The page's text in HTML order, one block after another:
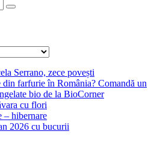
Serrano, zece povești
farfurie în România? Comandă un
bio de la BioCorner
cu flori
– hibernare
2026 cu bucurii